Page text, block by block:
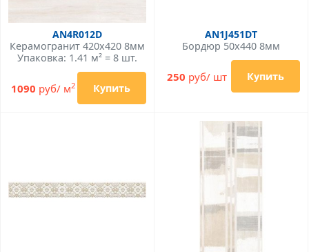
AN4R012D
Керамогранит 420x420 8мм
Упаковка: 1.41 м² = 8 шт.
1090 руб/ м2 Купить
AN1J451DT
Бордюр 50x440 8мм
250 руб/ шт Купить